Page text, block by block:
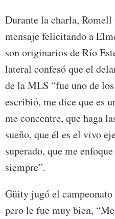
Durante la charla,
mensaje felicitando a
son originarios de Río
lateral confesó que el
de la MLS “fue uno de
escribió, me dice que es
me concentre, que haga
sueño, que él es el vivo
superado, que me
siempre”.
Güity jugó el
pero le fue muy bien,